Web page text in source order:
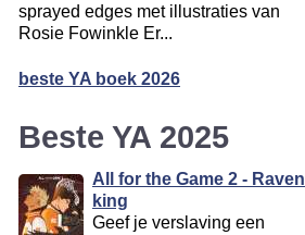
sprayed edges met illustraties van
Rosie Fowinkle Er...
beste YA boek 2026
Beste YA 2025
All for the Game 2 - Raven
king
Geef je verslaving een